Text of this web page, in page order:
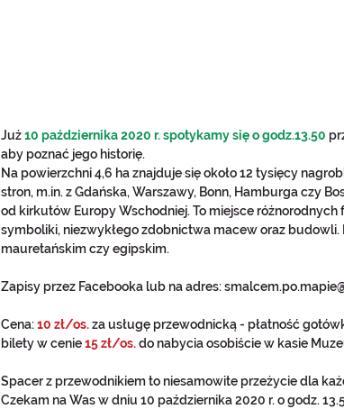
Już 10 października 2020 r. spotykamy się o godz.13.50
aby poznać jego historię.
Na powierzchni 4,6 ha znajduje się około 12 tysięcy
stron, m.in. z Gdańska, Warszawy, Bonn, Hamburga czy
od kirkutów Europy Wschodniej. To miejsce
symboliki, niezwykłego zdobnictwa macew oraz budowli.
mauretańskim czy egipskim.
Zapisy przez Facebooka lub na adres:
Cena: 10 zł/os. za usługę przewodnicką - płatność
bilety w cenie 15 zł/os. do nabycia osobiście w kasie
Spacer z przewodnikiem to niesamowite przeżycie dla
Czekam na Was w dniu 10 października 2020 r. o godz.